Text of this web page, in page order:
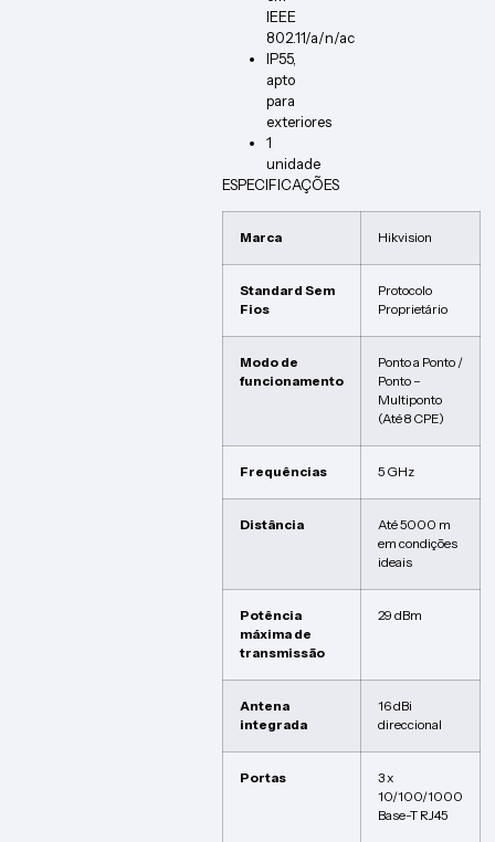
IEEE
802.11/a/n/ac
IP55,
apto
para
exteriores
1
unidade
ESPECIFICAÇÕES
Marca Hikvision
Standard Sem
Fios
Protocolo
Proprietário
Modo de
funcionamento
Ponto a Ponto /
Ponto –
Multiponto
(Até 8 CPE)
Frequências 5 GHz
Distância
Até 5000 m
em condições
ideais
Potência
máxima de
transmissão
29 dBm
Antena
integrada
16 dBi
direccional
Portas
3 x
10/100/1000
Base-T RJ45